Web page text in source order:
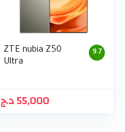
9.7
ZTE nubia Z50
Ultra
55,000د.ج